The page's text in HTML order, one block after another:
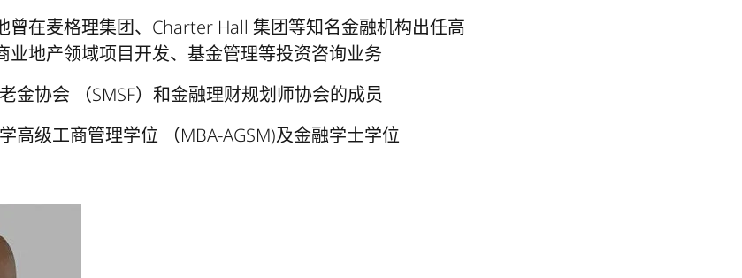
曾在麦格理集团、Charter Hall 集团等知名金融机构出任高
业地产领域项目开发、基金管理等投资咨询业务
金协会 （SMSF）和金融理财规划师协会的成员
高级工商管理学位 （MBA-AGSM)及金融学士学位